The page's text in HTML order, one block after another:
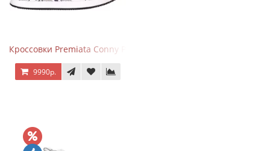
Кроссовки Premiata Conny Perforated White
9990р.